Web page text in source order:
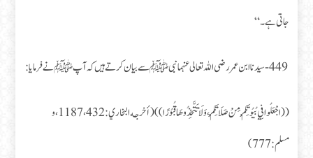
جاتی ہے۔“
449- سیدنا ابن عمر رضی اللہ تعالی عنہما نبی ﷺ سے بیان کرتے ہیں کہ آپﷺ نے فرمایا:
((اجْعَلُوا فِي بُيُوتِكُمْ مِنْ صَلَاتِكُمْ، وَلَا تَتَّخِذُوهَا قُبُورًا))(أخرجه البخاري: 432، 1187، و
مسلم: 777)